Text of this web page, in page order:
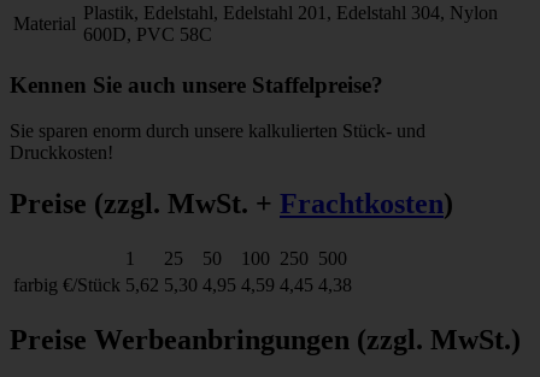
Material
Plastik, Edelstahl, Edelstahl 201, Edelstahl 304, Nylon
600D, PVC 58C
Kennen Sie auch unsere Staffelpreise?
Sie sparen enorm durch unsere kalkulierten Stück- und
Druckkosten!
Preise (zzgl. MwSt. + Frachtkosten)
1 25 50 100 250 500
farbig €/Stück 5,62 5,30 4,95 4,59 4,45 4,38
Preise Werbeanbringungen (zzgl. MwSt.)